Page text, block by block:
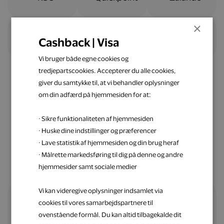
Nemt og ligetil
Spar penge op med Visa
Alle fordele samlet ét sted
×
Cashback | Visa
Vi bruger både egne cookies og
tredjepartscookies. Accepterer du alle cookies,
giver du samtykke til, at vi behandler oplysninger
om din adfærd på hjemmesiden for at:
· Sikre funktionaliteten af hjemmesiden
· Huske dine indstillinger og præferencer
· Lave statistik af hjemmesiden og din brug heraf
· Målrette markedsføring til dig på denne og andre
hjemmesider samt sociale medier
Vi kan videregive oplysninger indsamlet via
cookies til vores samarbejdspartnere til
ovenstående formål. Du kan altid tilbagekalde dit